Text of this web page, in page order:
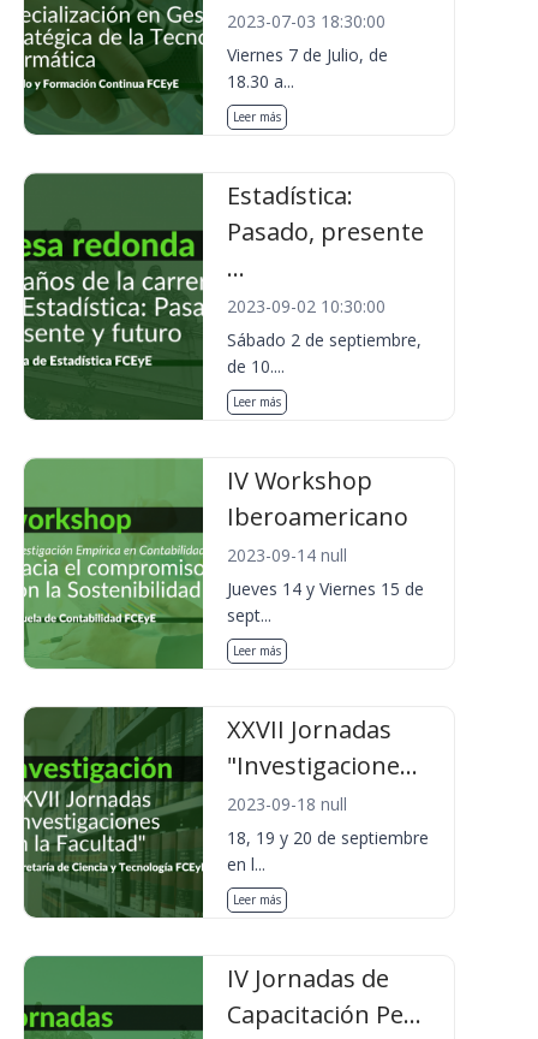
2023-07-03 18:30:00
Viernes 7 de Julio, de
18.30 a...
Leer más
Estadística:
Pasado, presente
...
2023-09-02 10:30:00
Sábado 2 de septiembre,
de 10....
Leer más
IV Workshop
Iberoamericano
2023-09-14 null
Jueves 14 y Viernes 15 de
sept...
Leer más
XXVII Jornadas
"Investigacione...
2023-09-18 null
18, 19 y 20 de septiembre
en l...
Leer más
IV Jornadas de
Capacitación Pe...